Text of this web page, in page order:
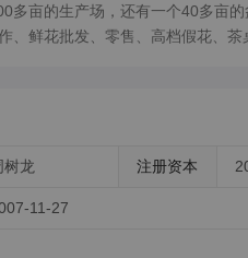
亩的生产场，还有一个40多亩
鲜花批发、零售、高档假花、茶
树龙 注册资本
11-27